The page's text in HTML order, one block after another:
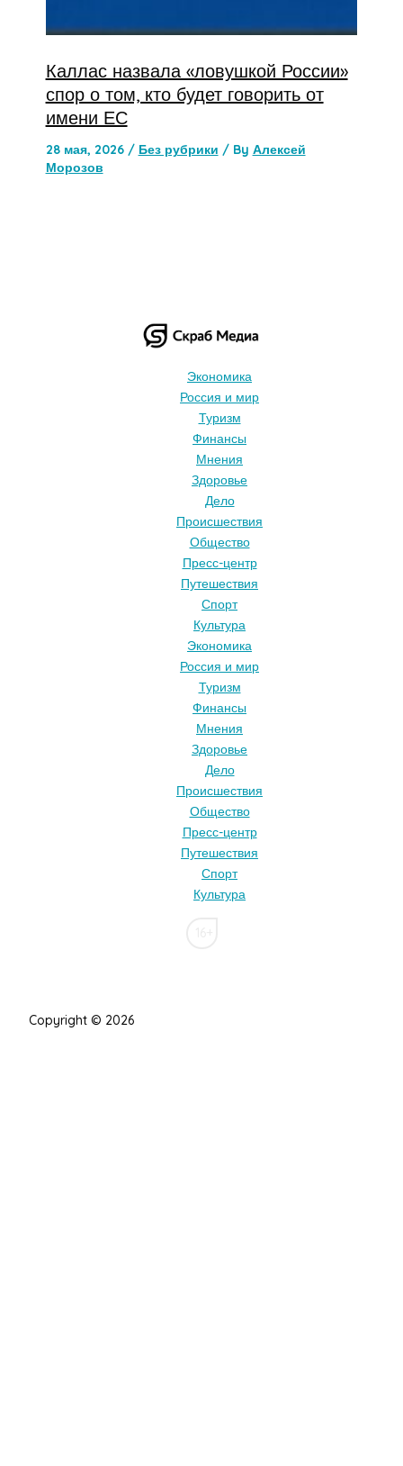
Каллас назвала «ловушкой России»
спор о том, кто будет говорить от
имени ЕС
28 мая, 2026 / Без рубрики / By Алексей
Морозов
Экономика
Россия и мир
Туризм
Финансы
Мнения
Здоровье
Дело
Происшествия
Общество
Пресс-центр
Путешествия
Спорт
Культура
Экономика
Россия и мир
Туризм
Финансы
Мнения
Здоровье
Дело
Происшествия
Общество
Пресс-центр
Путешествия
Спорт
Культура
Copyright © 2026